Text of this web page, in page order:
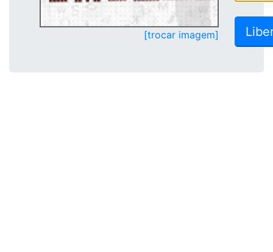
[trocar imagem]